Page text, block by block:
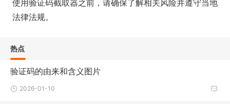
使用验证码截取器之前，请确保了解相关风险并遵守当地
法律法规。
热点
验证码的由来和含义图片
2026-01-10